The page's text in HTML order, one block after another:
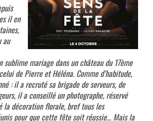
il en
au
sublime mariage dans un château du 17ème
de Pierre et Héléna. Comme d’habitude,
: il a recruté sa brigade de serveurs, de
il a conseillé un photographe, réservé
la décoration florale, bref tous les
pour que cette fête soit réussie… Mais la